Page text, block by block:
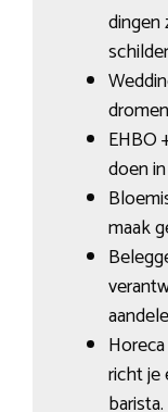
dingen
EHBO
doen
maak
richt je
barista.